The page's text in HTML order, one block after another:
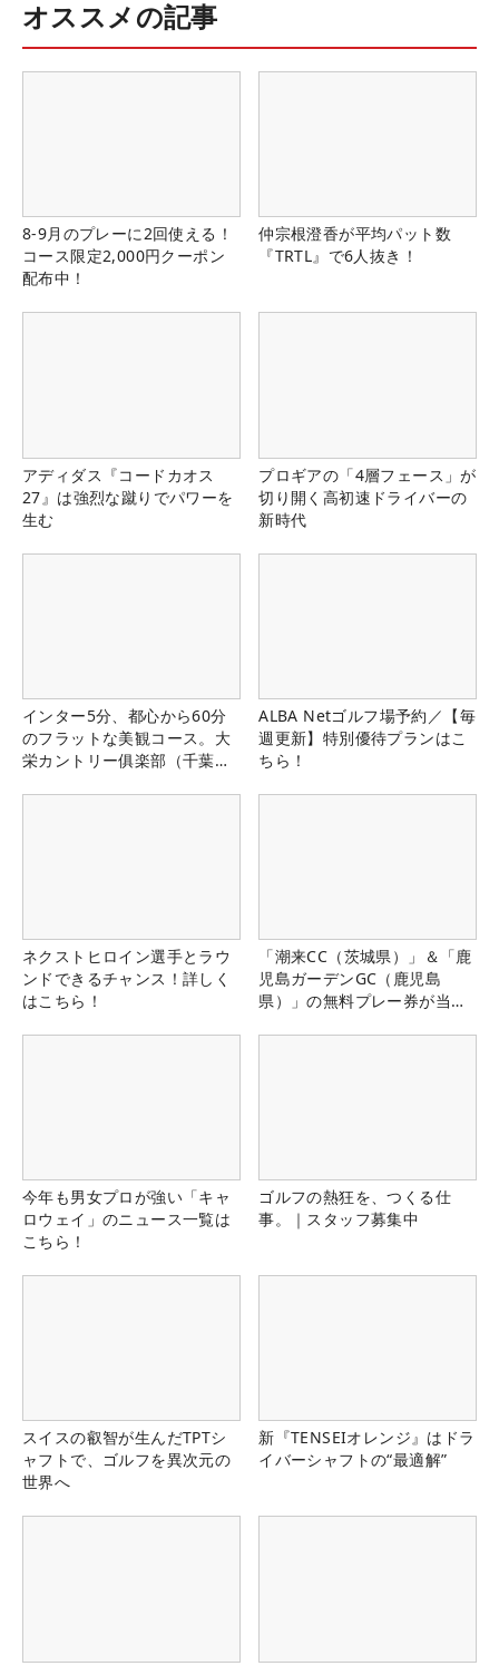
オススメの記事
8-9月のプレーに2回使える！
コース限定2,000円クーポン
配布中！
仲宗根澄香が平均パット数
『TRTL』で6人抜き！
アディダス『コードカオス
27』は強烈な蹴りでパワーを
生む
プロギアの「4層フェース」が
切り開く高初速ドライバーの
新時代
インター5分、都心から60分
のフラットな美観コース。大
栄カントリー俱楽部（千葉
ALBA Netゴルフ場予約／【毎
週更新】特別優待プランはこ
ちら！
ネクストヒロイン選手とラウ
ンドできるチャンス！詳しく
はこちら！
「潮来CC（茨城県）」＆「鹿
児島ガーデンGC（鹿児島
県）」の無料プレー券が当た
今年も男女プロが強い「キャ
ロウェイ」のニュース一覧は
こちら！
ゴルフの熱狂を、つくる仕
事。｜スタッフ募集中
スイスの叡智が生んだTPTシ
ャフトで、ゴルフを異次元の
世界へ
新『TENSEIオレンジ』はドラ
イバーシャフトの“最適解”